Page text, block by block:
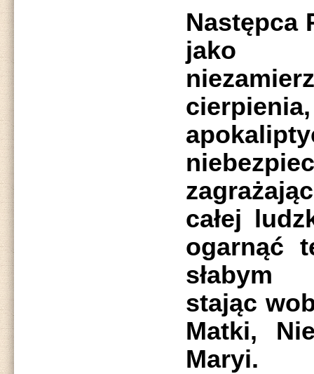
Następca
jako
całej
ogarnąć
słabym
stając
Matki,
Maryi.